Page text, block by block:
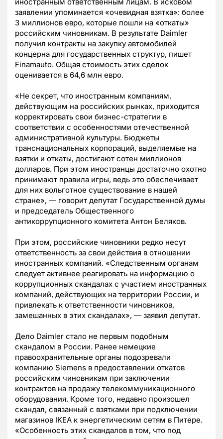
иностранным ответственным лицам. В исковом
заявлении упоминается «очевидная взятка»: более
3 миллионов евро, которые пошли на «откаты»
российским чиновникам. В результате Daimler
получил контракты на закупку автомобилей
концерна для государственных структур, пишет
Finamauto. Общая стоимость этих сделок
оценивается в 64,6 млн евро.
«Не секрет, что иностранным компаниям,
действующим на российских рынках, приходится
корректировать свои бизнес-стратегии в
соответствии с особенностями отечественной
административной культуры. Бюджеты
транснациональных корпораций, выделяемые на
взятки и откаты, достигают сотен миллионов
долларов. При этом иностранцы достаточно охотно
принимают правила игры, ведь это обеспечивает
для них вольготное существование в нашей
стране», — говорит депутат Государственной думы
и председатель Общественного
антикоррупционного комитета Антон Беляков.
При этом, российские чиновники редко несут
ответственность за свои действия в отношении
иностранных компаний. «Следственным органам
следует активнее реагировать на информацию о
коррупционных скандалах с участием иностранных
компаний, действующих на территории России, и
привлекать к ответственности чиновников,
замешанных в этих скандалах», — заявил депутат.
Дело Daimler стало не первым подобным
скандалом в России. Ранее немецкие
правоохранительные органы подозревали
компанию Siemens в предоставлении откатов
российским чиновникам при заключении
контрактов на продажу телекоммуникационного
оборудования. Кроме того, недавно произошел
скандал, связанный с взятками при подключении
магазинов IKEA к энергетическим сетям в Питере.
«Особенность этих скандалов в том, что под